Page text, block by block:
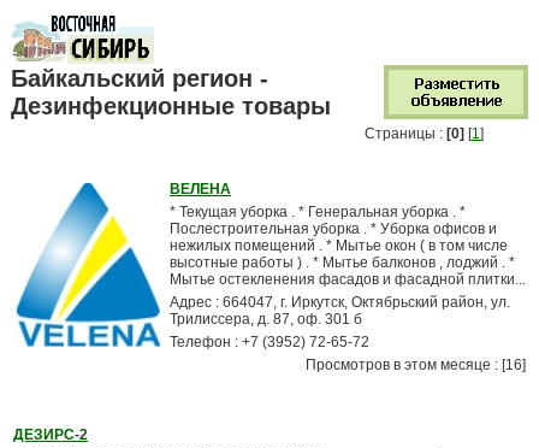
Байкальский регион -
Дезинфекционные товары
Страницы : [0] [1]
ВЕЛЕНА
* Текущая уборка . * Генеральная уборка . *
Послестроительная уборка . * Уборка офисов и
нежилых помещений . * Мытье окон ( в том числе
высотные работы ) . * Мытье балконов , лоджий . *
Мытье остекленения фасадов и фасадной плитки...
Адрес : 664047, г. Иркутск, Октябрьский район, ул.
Трилиссера, д. 87, оф. 301 б
Телефон : +7 (3952) 72-65-72
Просмотров в этом месяце : [16]
ДЕЗИРС-2